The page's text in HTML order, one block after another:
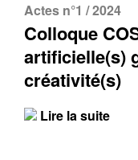
Actes n°1 / 2024
Colloque
artificielle(s)
créativité(s)
Lire la suite